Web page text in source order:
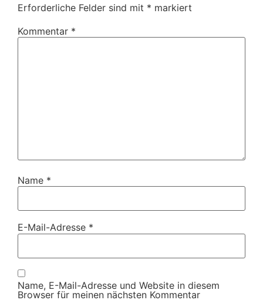
Erforderliche Felder sind mit * markiert
Kommentar *
Name *
E-Mail-Adresse *
Name, E-Mail-Adresse und Website in diesem
Browser für meinen nächsten Kommentar